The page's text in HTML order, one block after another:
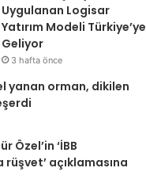
Uygulanan Logisar
Yatırım Modeli Türkiye’ye
Geliyor
3 hafta önce
yanan orman, dikilen
Özel’in ‘İBB
açıklamasına